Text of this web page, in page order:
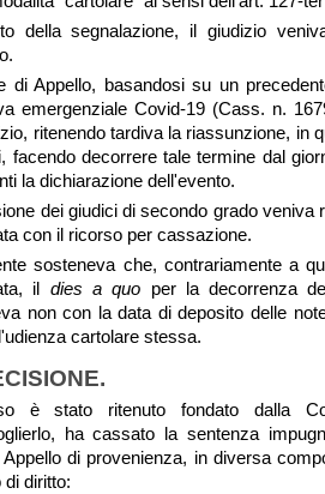
della segnalazione, il giudizio
di Appello, basandosi su un
emergenziale Covid-19 (Cass. n.
ritenendo tardiva la riassunzione, in
facendo decorrere tale termine dal
la dichiarazione dell'evento.
dei giudici di secondo grado veniva
con il ricorso per cassazione.
sosteneva che, contrariamente a
il dies a quo per la decorrenza
non con la data di deposito delle
cartolare stessa.
è stato ritenuto fondato dalla
ha cassato la sentenza
di provenienza, in diversa
di diritto: